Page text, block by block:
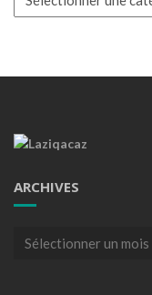
ARCHIVES
Archives